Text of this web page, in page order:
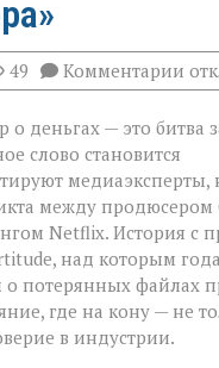
49 Комментарии к
и
о деньгах — это битва
слово становится
медиаэксперты,
между
Netflix. История с
над которым
потерянных файлах
где на кону — не
в индустрии.